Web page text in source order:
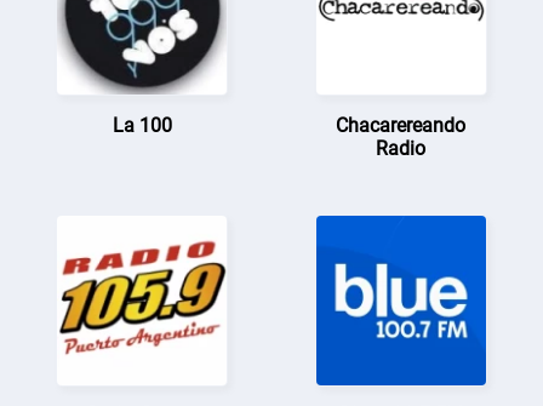
La 100
Chacarereando
Radio